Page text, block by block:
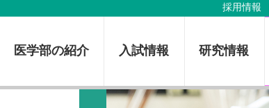
採用情報
医学部の紹介 入試情報 研究情報